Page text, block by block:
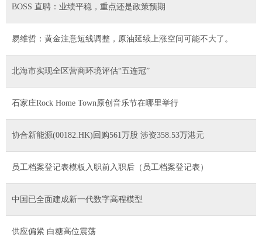
BOSS 直聘：业绩平稳，重点还是政策预期
易维哲：黄金注意短线调整，原油延续上涨空间可能不大了。
北海市实现全区营商环境评估“五连冠”
石家庄Rock Home Town原创音乐节在哪里举行
协合新能源(00182.HK)回购561万股 涉资358.53万港元
员工档案登记表模板入职前入职后（员工档案登记表）
中国已全面建成新一代数字高程模型
供应偏紧 白糖高位震荡